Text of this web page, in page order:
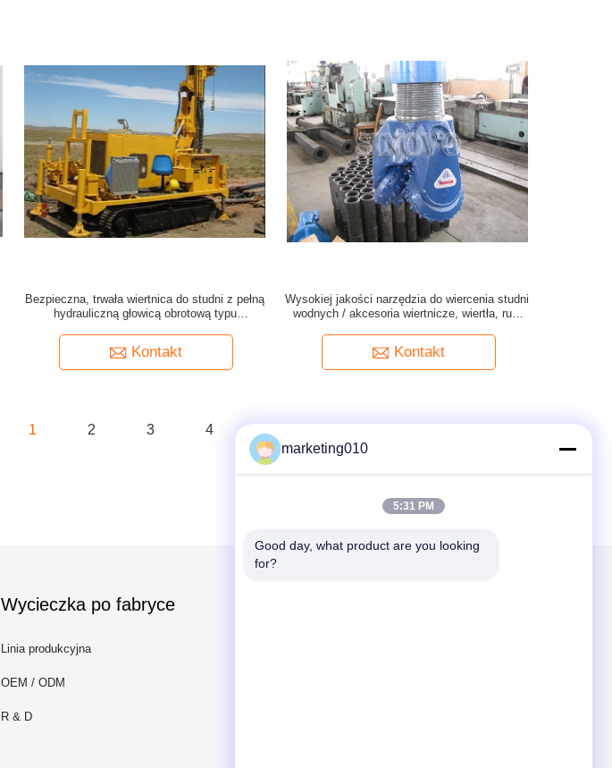
Bezpieczna, trwała wiertnica do studni z pełną
hydrauliczną głowicą obrotową typu
Kontakt
Wysokiej jakości narzędzia do wiercenia studni
wodnych / akcesoria wiertnicze, wiertła, rury
Kontakt
1 2 3 4
Wycieczka po fabryce
Linia produkcyjna
OEM / ODM
R & D
marketing010
5:31 PM
Good day, what product are you looking
for?